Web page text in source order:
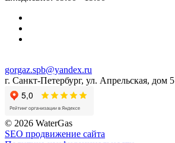
gorgaz.spb@yandex.ru
г. Санкт-Петербург, ул. Апрельская, дом 5
© 2026 WaterGas
SEO продвижение сайта